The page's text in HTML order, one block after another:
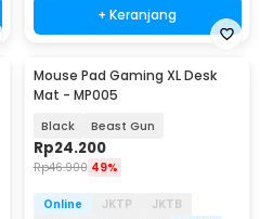
+ Keranjang
Mouse Pad Gaming XL Desk
Mat - MP005
Black Beast Gun
Rp24.200
Rp46.900 49%
Online JKTP
JKTB